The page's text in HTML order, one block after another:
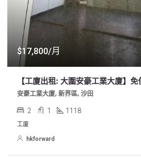
$17,800/月
安豪工業大廈, 新界區, 沙田
2 1 1118
工廈
hkforward